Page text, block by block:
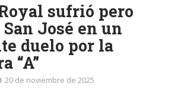
sufrió pero
San José en un
duelo por la
“A”
20 de noviembre de 2025